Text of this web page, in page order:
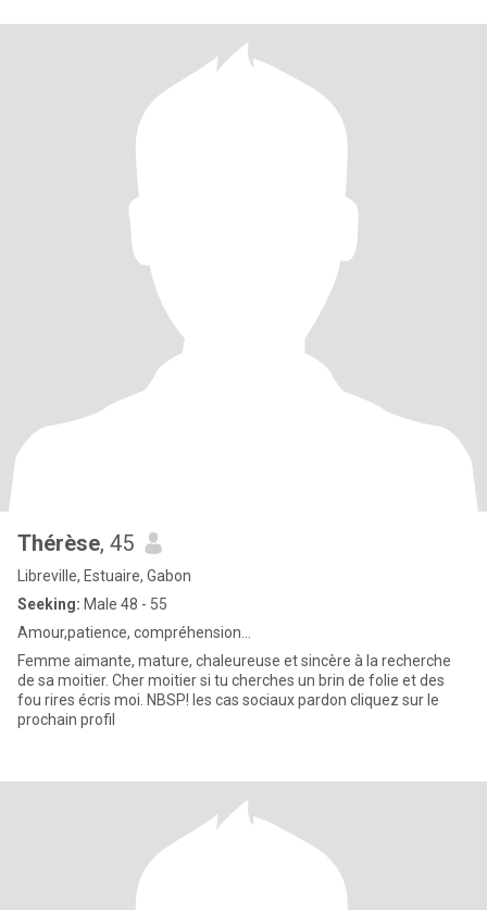
Thérèse, 45
Libreville, Estuaire, Gabon
Seeking: Male 48 - 55
Amour,patience, compréhension...
Femme aimante, mature, chaleureuse et sincère à la recherche
de sa moitier. Cher moitier si tu cherches un brin de folie et des
fou rires écris moi. NBSP! les cas sociaux pardon cliquez sur le
prochain profil